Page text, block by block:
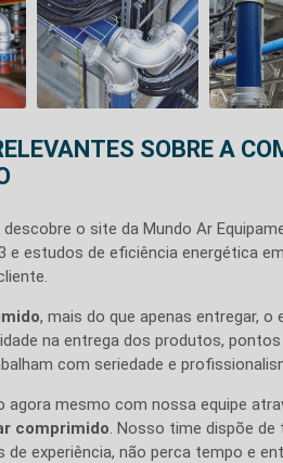
SOBRE A
descobre o site da Mundo Ar
estudos de eficiência energética
, mais do que apenas entregar,
na entrega dos produtos,
com seriedade e
mesmo com nossa equipe
comprimido. Nosso time dispõe
experiência, não perca tempo e